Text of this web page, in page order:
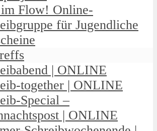
Flow! Online-
für Jugendliche
| ONLINE
together | ONLINE
Special –
| ONLINE